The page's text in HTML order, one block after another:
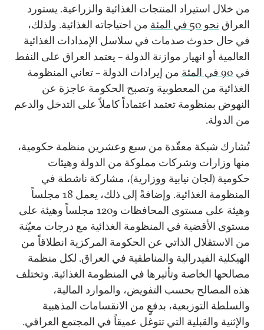
من خلال استيراد المنتجات الغذائية والزراعية. يستورد
العراق نحو 50 في المئة
من احتياجاته الغذائية. ولذلك،
في حال حدوث صدمات في سلاسل الإمدادات الغذائية
العالمية أو انهيار موازنة الدولة – يعتمد العراق على النفط
في 90 في المئة
من إيرادات الدولة – تعاني المنظومة
الغذائية من المعطوبية وتصبح الحكومة عاجزة عن
النهوض بمنظومة تعتمد اعتماداً كاملاً على التدخل والدعم
من الدولة.
تُشارك شبكة معقّدة من سبع وعشرين منظمة حكومية،
منها وزارات وشركات مملوكة من الدولة وهيئات
حكومية (لجان نيابية ووزارية)، مشاركة ناشطة في
المنظومة الغذائية. وإضافةً إلى ذلك، يعمل 18 مجلساً
وهيئة على مستوى المحافظات و120 مجلساً وهيئة على
مستوى الأقضية في المنظومة الغذائية مع درجات معيّنة
من الاستقلال الذاتي عن الحكومة المركزية انطلاقاً من
الهيكلية الفيدرالية والمناطقية في العراق. لكل منظمة
مصالحها الخاصة وتأثيرها في المنظومة الغذائية. وتختلف
هذه المصالح بحسب التفويض، والموارد المالية،
والسلطة التوزيعية، بدفعٍ من الانقسامات المذهبية
والإثنية والقبلية التي تتوغل عميقاً في المجتمع العراقي.